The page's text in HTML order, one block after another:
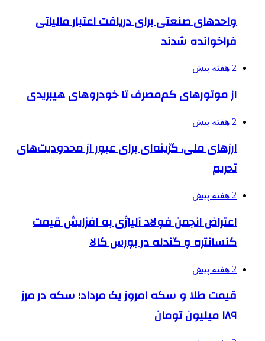
واحدهای صنعتی برای دریافت اعتبار مالیاتی
فراخوانده شدند
2 هفته پیش
از موتورهای کم‌مصرف تا خودروهای هیبریدی
2 هفته پیش
ارزهای ملی، گزینه‌ای برای عبور از محدودیت‌های
تحریم
2 هفته پیش
اعتراض انجمن فولاد آلیاژی به افزایش قیمت
کنسانتره و گندله در بورس کالا
2 هفته پیش
قیمت طلا و سکه امروز یک مرداد؛ سکه در مرز
۱۸۹ میلیون تومان